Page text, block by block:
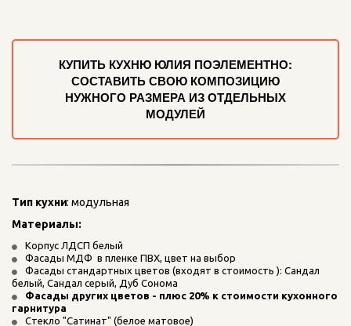
КУПИТЬ КУХНЮ ЮЛИЯ ПОЭЛЕМЕНТНО:
СОСТАВИТЬ СВОЮ КОМПОЗИЦИЮ
НУЖНОГО РАЗМЕРА ИЗ ОТДЕЛЬНЫХ
МОДУЛЕЙ
Тип кухни: модульная
Материалы:
Корпус ЛДСП белый
Фасады МДФ  в пленке ПВХ, цвет на выбор
Фасады стандартных цветов (входят в стоимость ): Сандал
белый, Сандал серый, Дуб Сонома
Фасады других цветов - плюс 20% к стоимости кухонного
гарнитура
Стекло "Сатинат" (белое матовое)